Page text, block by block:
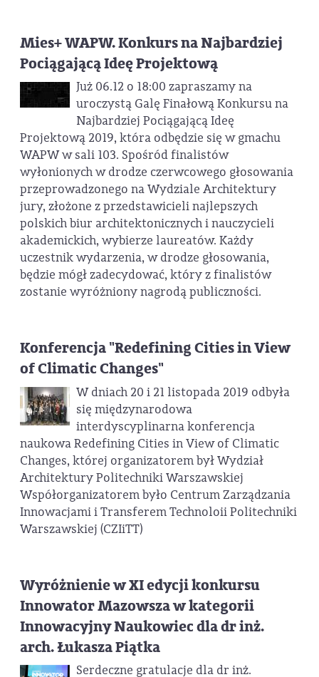
Mies+ WAPW. Konkurs na Najbardziej
Pociągającą Ideę Projektową
Już 06.12 o 18:00 zapraszamy na
uroczystą Galę Finałową Konkursu na
Najbardziej Pociągającą Ideę
Projektową 2019, która odbędzie się w gmachu
WAPW w sali 103. Spośród finalistów
wyłonionych w drodze czerwcowego głosowania
przeprowadzonego na Wydziale Architektury
jury, złożone z przedstawicieli najlepszych
polskich biur architektonicznych i nauczycieli
akademickich, wybierze laureatów. Każdy
uczestnik wydarzenia, w drodze głosowania,
będzie mógł zadecydować, który z finalistów
zostanie wyróżniony nagrodą publiczności.
Konferencja "Redefining Cities in View
of Climatic Changes"
W dniach 20 i 21 listopada 2019 odbyła
się międzynarodowa
interdyscyplinarna konferencja
naukowa Redefining Cities in View of Climatic
Changes, której organizatorem był Wydział
Architektury Politechniki Warszawskiej
Współorganizatorem było Centrum Zarządzania
Innowacjami i Transferem Technoloii Politechniki
Warszawskiej (CZIiTT)
Wyróżnienie w XI edycji konkursu
Innowator Mazowsza w kategorii
Innowacyjny Naukowiec dla dr inż.
arch. Łukasza Piątka
Serdeczne gratulacje dla dr inż.